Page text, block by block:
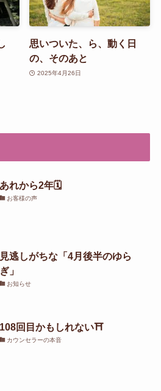
思いついた、ら、動く日
の、そのあと
2025年4月26日
あれから2年🗓️
お客様の声
見逃しがちな「4月後半のゆら
ぎ」
お知らせ
108回目かもしれない⛩️
カウンセラーの本音